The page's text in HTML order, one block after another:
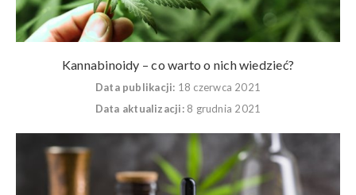
Kannabinoidy – co warto o nich wiedzieć?
Data publikacji: 18 czerwca 2021
Data aktualizacji: 8 grudnia 2021